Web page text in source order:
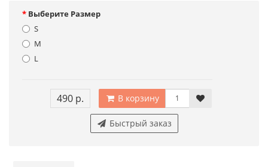
Выберите Размер
S
M
L
490 р. В корзину
Быстрый заказ